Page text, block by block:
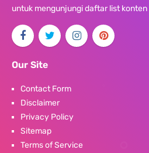
untuk mengunjungi daftar list
Our Site
Contact Form
Disclaimer
Privacy Policy
Sitemap
Terms of Service